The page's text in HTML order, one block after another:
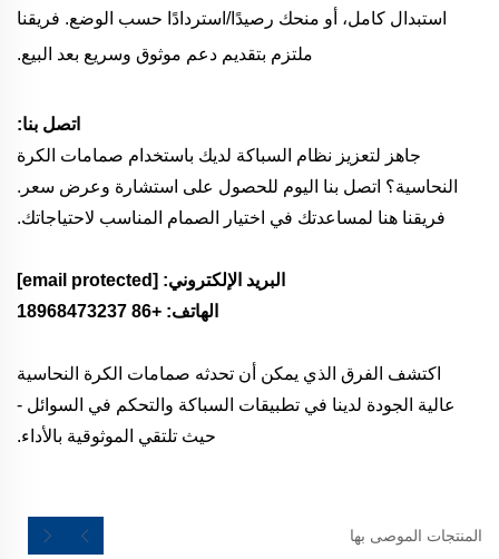
استبدال كامل، أو منحك رصيدًا/استردادًا حسب الوضع. فريقنا
ملتزم بتقديم دعم موثوق وسريع بعد البيع.
اتصل بنا:
جاهز لتعزيز نظام السباكة لديك باستخدام صمامات الكرة
النحاسية؟ اتصل بنا اليوم للحصول على استشارة وعرض سعر.
فريقنا هنا لمساعدتك في اختيار الصمام المناسب لاحتياجاتك.
البريد الإلكتروني: [email protected]
الهاتف: +86 18968473237
اكتشف الفرق الذي يمكن أن تحدثه صمامات الكرة النحاسية
عالية الجودة لدينا في تطبيقات السباكة والتحكم في السوائل -
حيث تلتقي الموثوقية بالأداء.
المنتجات الموصى بها